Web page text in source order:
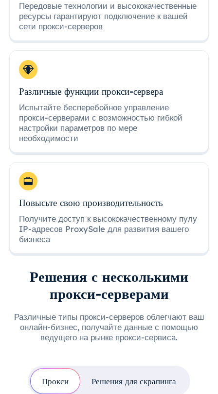
Передовые технологии и высококачественные
ресурсы гарантируют подключение к вашей
сети прокси-серверов
Различные функции прокси-сервера
Испытайте бесперебойное управление
прокси-серверами с возможностью гибкой
настройки параметров по мере
необходимости
Повысьте свою производительность
Получите доступ к высококачественному пулу
IP-адресов ProxySale для развития вашего
бизнеса
Решения с несколькими
прокси-серверами
Различные типы прокси-серверов облегчают ваш
онлайн-бизнес, получайте данные с помощью
ведущего на рынке прокси-сервиса.
Прокси Решения для скрапинга